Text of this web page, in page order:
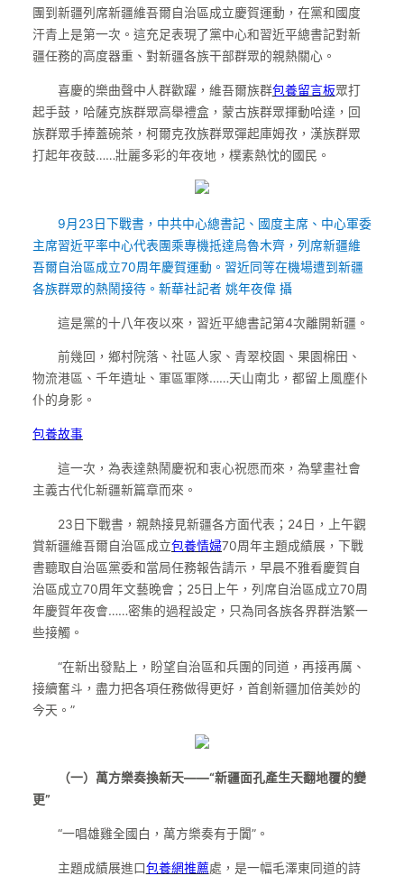
團到新疆列席新疆維吾爾自治區成立慶賀運動，在黨和國度
汗青上是第一次。這充足表現了黨中心和習近平總書記對新
疆任務的高度器重、對新疆各族干部群眾的親熱關心。
喜慶的樂曲聲中人群歡躍，維吾爾族群包養留言板眾打
起手鼓，哈薩克族群眾高舉禮盒，蒙古族群眾揮動哈達，回
族群眾手捧蓋碗茶，柯爾克孜族群眾彈起庫姆孜，漢族群眾
打起年夜鼓……壯麗多彩的年夜地，樸素熱忱的國民。
9月23日下戰書，中共中心總書記、國度主席、中心軍委
主席習近平率中心代表團乘專機抵達烏魯木齊，列席新疆維
吾爾自治區成立70周年慶賀運動。習近同等在機場遭到新疆
各族群眾的熱鬧接待。新華社記者 姚年夜偉 攝
這是黨的十八年夜以來，習近平總書記第4次離開新疆。
前幾回，鄉村院落、社區人家、青翠校園、果園棉田、
物流港區、千年遺址、軍區軍隊……天山南北，都留上風塵仆
仆的身影。
包養故事
這一次，為表達熱鬧慶祝和衷心祝愿而來，為擘畫社會
主義古代化新疆新篇章而來。
23日下戰書，親熱接見新疆各方面代表；24日，上午觀
賞新疆維吾爾自治區成立包養情婦70周年主題成績展，下戰
書聽取自治區黨委和當局任務報告請示，早晨不雅看慶賀自
治區成立70周年文藝晚會；25日上午，列席自治區成立70周
年慶賀年夜會……密集的過程設定，只為同各族各界群浩繁一
些接觸。
“在新出發點上，盼望自治區和兵團的同道，再接再厲、
接續奮斗，盡力把各項任務做得更好，首創新疆加倍美妙的
今天。”
（一）萬方樂奏換新天——“新疆面孔產生天翻地覆的變
更”
“一唱雄雞全國白，萬方樂奏有于闐”。
主題成績展進口包養網推薦處，是一幅毛澤東同道的詩